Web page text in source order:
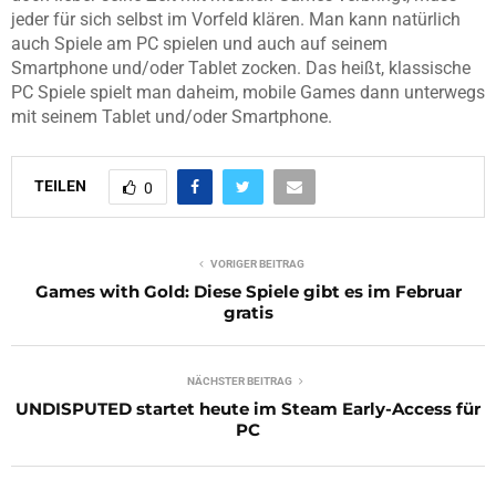
jeder für sich selbst im Vorfeld klären. Man kann natürlich
auch Spiele am PC spielen und auch auf seinem
Smartphone und/oder Tablet zocken. Das heißt, klassische
PC Spiele spielt man daheim, mobile Games dann unterwegs
mit seinem Tablet und/oder Smartphone.
TEILEN 0
VORIGER BEITRAG
Games with Gold: Diese Spiele gibt es im Februar
gratis
NÄCHSTER BEITRAG
UNDISPUTED startet heute im Steam Early-Access für
PC